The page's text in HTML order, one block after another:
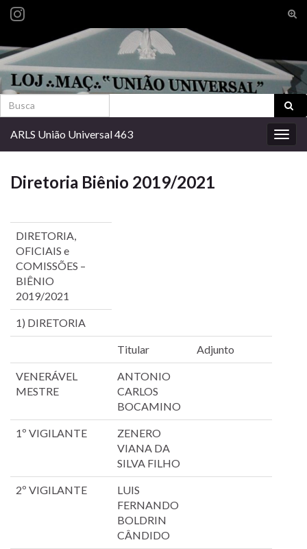
Search for:
ARLS União Universal 463
Diretoria Biênio 2019/2021
DIRETORIA,
OFICIAIS e
COMISSÕES –
BIÊNIO
2019/2021
1) DIRETORIA
Titular Adjunto
VENERÁVEL
MESTRE
ANTONIO
CARLOS
BOCAMINO
1º VIGILANTE
ZENERO
VIANA DA
SILVA FILHO
2º VIGILANTE
LUIS
FERNANDO
BOLDRIN
CÂNDIDO